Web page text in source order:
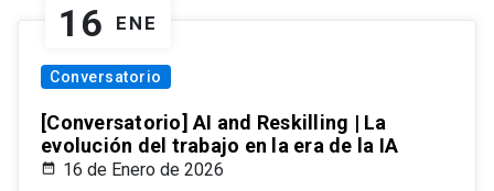
16 ENE
Conversatorio
[Conversatorio] AI and Reskilling | La
evolución del trabajo en la era de la IA
16 de Enero de 2026